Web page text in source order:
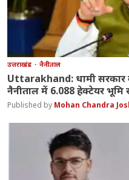
उत्तराखंड नैनीताल
Uttarakhand: धामी
नैनीताल में 6.088 हेक्टेयर भूमि
Mohan Chandra